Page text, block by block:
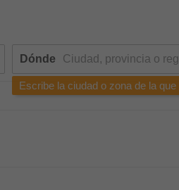
Dónde
Escribe la ciudad o zona de la